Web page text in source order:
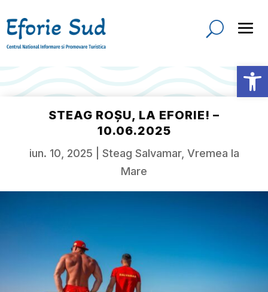
STEAG ROȘU, LA EFORIE! –
10.06.2025
iun. 10, 2025 Steag Salvamar, Vremea la
Mare